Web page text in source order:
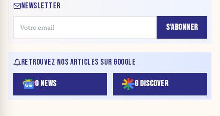
NEWSLETTER
S'ABONNER
RETROUVEZ NOS ARTICLES SUR GOOGLE
G NEWS G DISCOVER